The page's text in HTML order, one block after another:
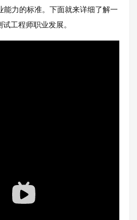
能力的标准。下面就来详细了解一
工程师职业发展。